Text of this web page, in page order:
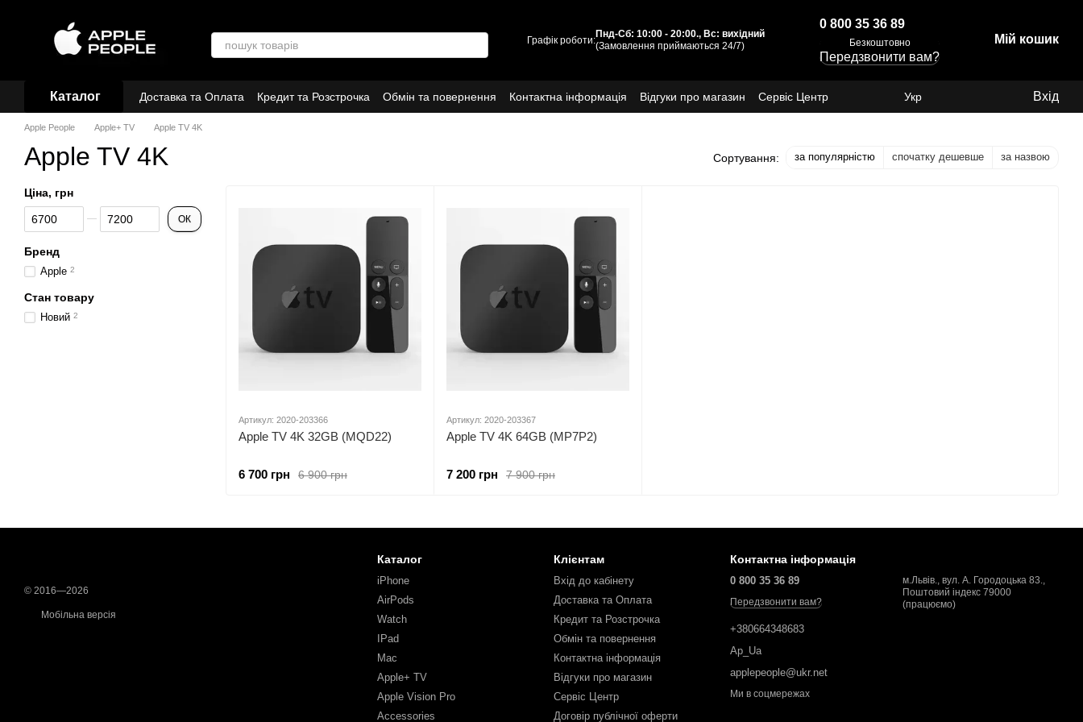
Графік роботи:
Пнд-Сб: 10:00 - 20:00., Вс: вихідний
(Замовлення приймаються 24/7)
0 800 35 36 89
Безкоштовно
Передзвонити вам?
Мій кошик
Каталог Доставка та Оплата Кредит та Розстрочка Обмін та повернення Контактна інформація Відгуки про магазин
Сервіс Центр
Договір публічної оферти
Партнери Про нас
Укр Вхід
Apple People Apple+ TV Apple TV 4K
Apple TV 4K Сортування: за популярністю спочатку дешевше за назвою
Артикул: 2020-203366
Apple TV 4K 32GB (MQD22)
6 900 грн
6 700 грн
Артикул: 2020-203367
Apple TV 4K 64GB (MP7P2)
7 900 грн
7 200 грн
Ціна, грн
Від Ціна, грн
До Ціна, грн ОК
Бренд
Apple 2
Стан товару
Новий 2
© 2016—2026
Мобільна версія
Каталог
iPhone
AirPods
Watch
IPad
Mac
Apple+ TV
Apple Vision Pro
Accessories
Клієнтам
Вхід до кабінету
Доставка та Оплата
Кредит та Розстрочка
Обмін та повернення
Контактна інформація
Відгуки про магазин
Сервіс Центр
Договір публічної оферти
Контактна інформація
0 800 35 36 89
Передзвонити вам?
+380664348683
Ap_Ua
applepeople@ukr.net
м.Львів., вул. А. Городоцька 83.,
Поштовий індекс 79000
(працюємо)
Ми в соцмережах